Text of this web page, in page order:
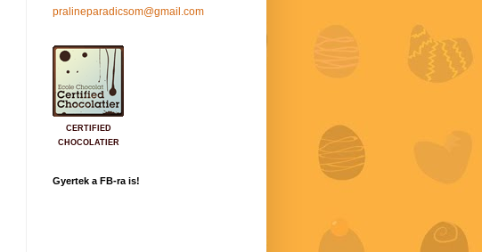
pralineparadicsom@gmail.com
CERTIFIED
CHOCOLATIER
Gyertek a FB-ra is!